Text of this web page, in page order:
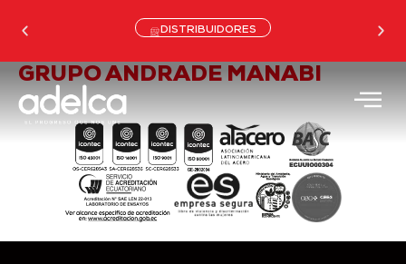
DISTRIBUIDORES
GRUPO ANDRADE MANABI